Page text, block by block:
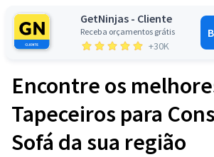
GetNinjas - Cliente
Receba orçamentos grátis
+30K
Encontre os
Tapeceiros para
Sofá da sua região